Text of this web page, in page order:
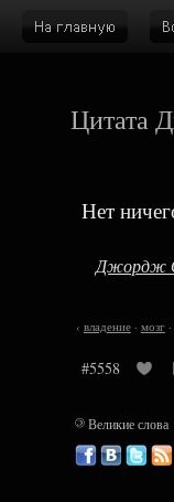
Цитата
Нет
Джордж
‹ владение· мозг·
#5558
©Великие слова